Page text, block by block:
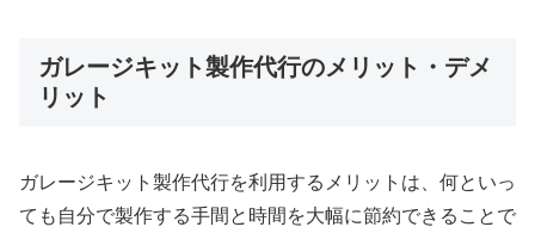
ガレージキット製作代行のメリット・デメ
リット
ガレージキット製作代行を利用するメリットは、何といっ
ても自分で製作する手間と時間を大幅に節約できることで